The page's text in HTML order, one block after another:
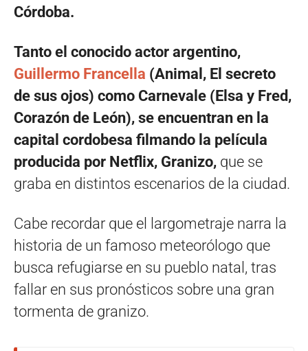
Córdoba.
Tanto el conocido actor argentino,
Guillermo Francella (Animal, El secreto
de sus ojos) como Carnevale (Elsa y Fred,
Corazón de León), se encuentran en la
capital cordobesa filmando la película
producida por Netflix, Granizo, que se
graba en distintos escenarios de la ciudad.
Cabe recordar que el largometraje narra la
historia de un famoso meteorólogo que
busca refugiarse en su pueblo natal, tras
fallar en sus pronósticos sobre una gran
tormenta de granizo.